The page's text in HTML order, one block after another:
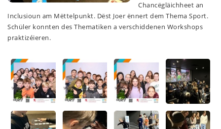
Chancëgläichheet an
Inclusioun am Mëttelpunkt. Dëst Joer ënnert dem Thema Sport.
Schüler konnten des Thematiken a verschiddenen Workshops
praktizéieren.